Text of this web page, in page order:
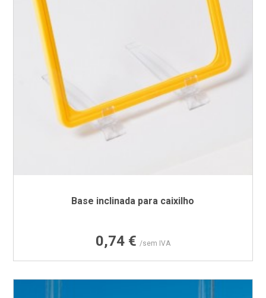
Base inclinada para caixilho
Preço
0,74 € /sem IVA